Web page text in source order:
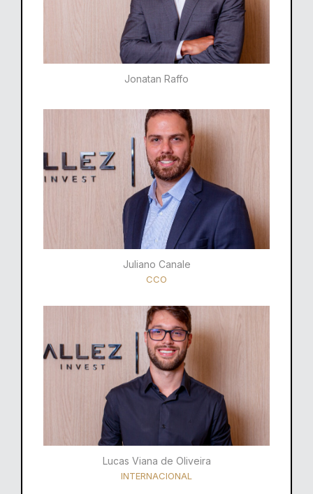
Jonatan Raffo
Juliano Canale
CCO
Lucas Viana de Oliveira
INTERNACIONAL